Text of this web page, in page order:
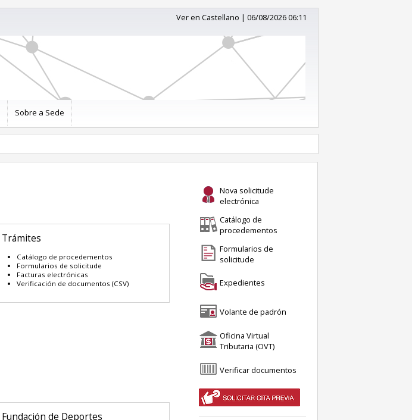
Ver en Castellano | 06/08/2026 06:11
Sobre a Sede
Trámites
Catálogo de procedementos
Formularios de solicitude
Facturas electrónicas
Verificación de documentos (CSV)
Fundación de Deportes
Nova solicitude
electrónica
Catálogo de
procedementos
Formularios de
solicitude
Expedientes
Volante de padrón
Oficina Virtual
Tributaria (OVT)
Verificar documentos